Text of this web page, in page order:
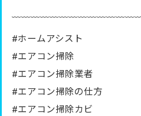
#ホームアシスト
#エアコン掃除
#エアコン掃除業者
#エアコン掃除の仕方
#エアコン掃除カビ